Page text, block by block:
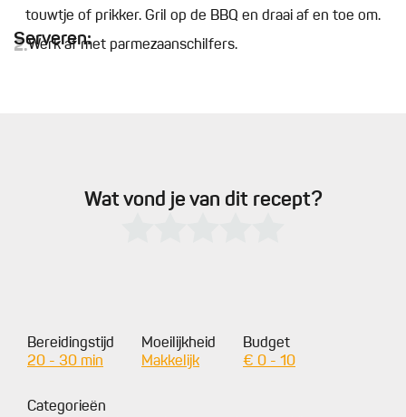
touwtje of prikker. Gril op de BBQ en draai af en toe om.
Serveren:
2.Werk af met parmezaanschilfers.
Wat vond je van dit recept?
Bereidingstijd
20 - 30 min
Moeilijkheid
Makkelijk
Budget
€ 0 - 10
Categorieën